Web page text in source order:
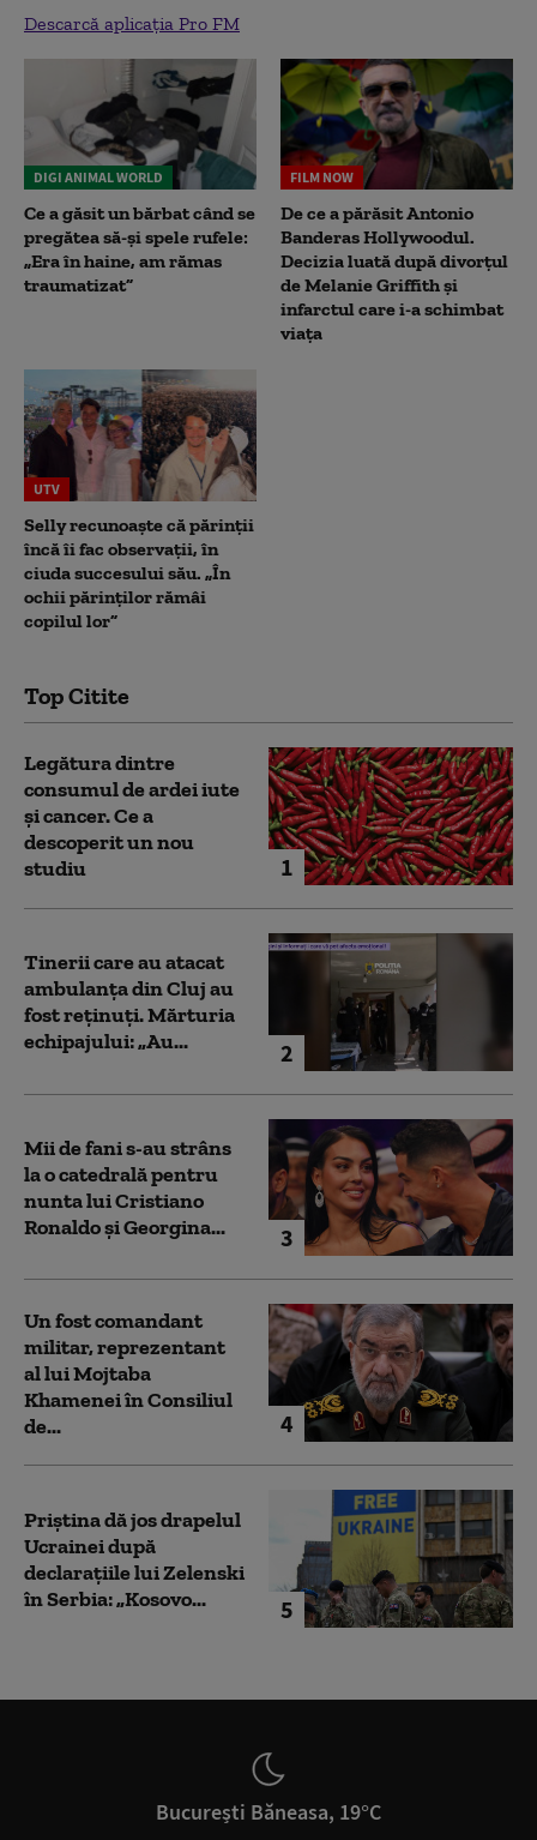
Descarcă aplicația Pro FM
DIGI ANIMAL WORLD
Ce a găsit un bărbat când se
pregătea să-și spele rufele:
„Era în haine, am rămas
traumatizat”
FILM NOW
De ce a părăsit Antonio
Banderas Hollywoodul.
Decizia luată după divorțul
de Melanie Griffith și
infarctul care i-a schimbat
viața
UTV
Selly recunoaște că părinții
încă îi fac observații, în
ciuda succesului său. „În
ochii părinților rămâi
copilul lor”
Top Citite
1
Legătura dintre
consumul de ardei iute
și cancer. Ce a
descoperit un nou
studiu
2
Tinerii care au atacat
ambulanța din Cluj au
fost reținuți. Mărturia
echipajului: „Au...
3
Mii de fani s-au strâns
la o catedrală pentru
nunta lui Cristiano
Ronaldo şi Georgina...
4
Un fost comandant
militar, reprezentant
al lui Mojtaba
Khamenei în Consiliul
de...
5
Priștina dă jos drapelul
Ucrainei după
declarațiile lui Zelenski
în Serbia: „Kosovo...
București Băneasa, 19°C